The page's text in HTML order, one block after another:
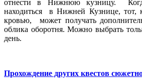
отнести в Нижнюю кузницу.
находиться в Нижней Кузнице, тот,
кровью, может получать
облика оборотня. Можно выбрать
день.
Прохождение других квестов